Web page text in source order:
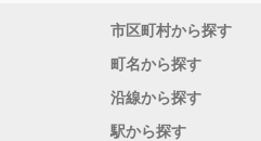
市区町村から探す
町名から探す
沿線から探す
駅から探す